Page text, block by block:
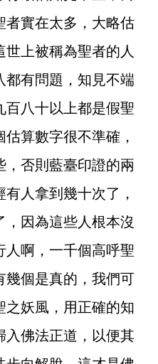
者實在太多，大略估
上被稱為聖者的人
都有問題，知見不端
百八十以上都是假聖
算數字很不準確，
，否則藍臺印證的兩
人拿到幾十次了，
因為這些人根本沒
人啊，一千個高呼聖
幾個是真的，我們可
之妖風，用正確的知
入佛法正道，以便其